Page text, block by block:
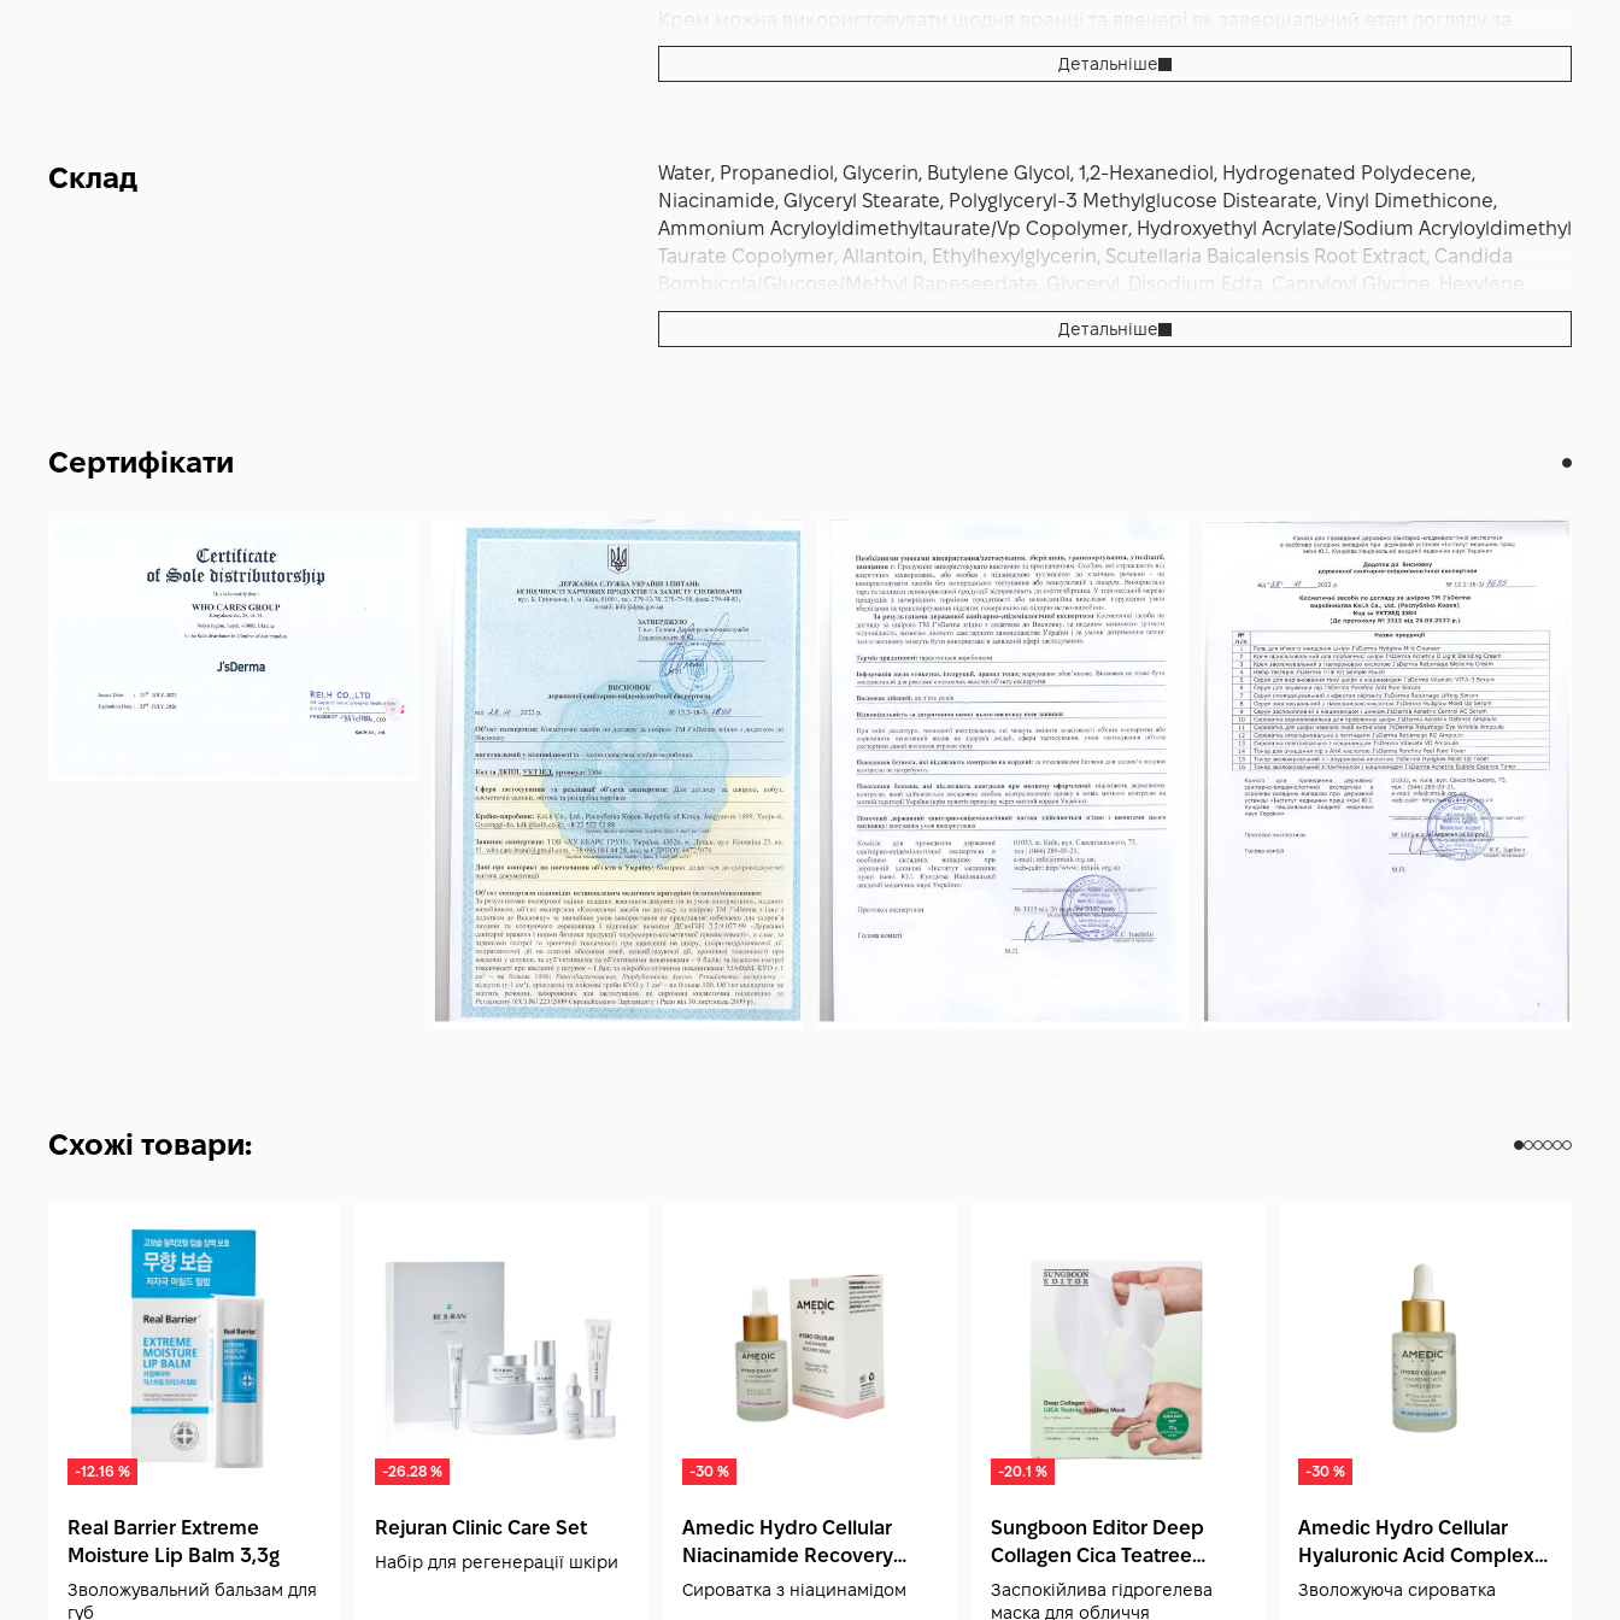
Крем можна використовувати щодня вранці та ввечері як завершальний етап догляду за
шкірою. Регулярне застосування допомагає підтримувати баланс шкіри, зменшує появу
висипань і покращує загальний стан обличчя.
Детальніше
Склад
Water, Propanediol, Glycerin, Butylene Glycol, 1,2-Hexanediol, Hydrogenated Polydecene,
Niacinamide, Glyceryl Stearate, Polyglyceryl-3 Methylglucose Distearate, Vinyl Dimethicone,
Ammonium Acryloyldimethyltaurate/Vp Copolymer, Hydroxyethyl Acrylate/Sodium Acryloyldimethyl
Taurate Copolymer, Allantoin, Ethylhexylglycerin, Scutellaria Baicalensis Root Extract, Candida
Bombicola/Glucose/Methyl Rapeseedate, Glyceryl, Disodium Edta, Capryloyl Glycine, Hexylene
Glycol, Melaleuca Alternifolia (Tea Tree) Leaf Oil, Sarcosine, Butyl Alcohol, Glyceryl Acrylate/Acrylic
Acid Pvm/Ma Copolymer, Cinnamomum Zeylanicum Bark, Sodium Hyaluronate.
Детальніше
Сертифікати
Схожі товари:
-12.16 %
Real Barrier Extreme
Moisture Lip Balm 3,3g
Зволожувальний бальзам для
губ
-26.28 %
Rejuran Clinic Care Set
Набір для регенерації шкіри
-30 %
Amedic Hydro Cellular
Niacinamide Recovery
Serum 30 мл
Сироватка з ніацинамідом
-20.1 %
Sungboon Editor Deep
Collagen Cica Teatree
Soothing Mask 1 шт
Заспокійлива гідрогелева
маска для обличчя
-30 %
Amedic Hydro Cellular
Hyaluronic Acid Complex
Serum 30 мл
Зволожуюча сироватка